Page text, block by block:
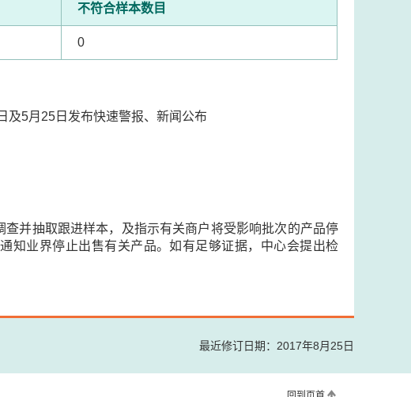
不符合样本数目
0
及5月25日发布快速警报、新闻公布
并抽取跟进样本，及指示有关商户将受影响批次的产品停
知业界停止出售有关产品。如有足够证据，中心会提出检
最近修订日期：2017年8月25日